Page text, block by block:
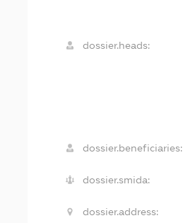
dossier.heads:
dossier.beneficiaries:
dossier.smida:
dossier.address: